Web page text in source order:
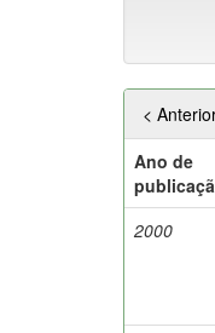
<
Ano de
2000